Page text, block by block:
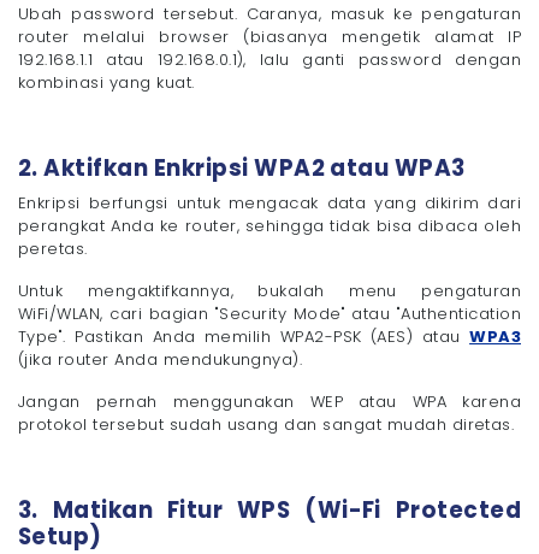
Ubah password tersebut. Caranya, masuk ke pengaturan
router melalui browser (biasanya mengetik alamat IP
192.168.1.1 atau 192.168.0.1), lalu ganti password dengan
kombinasi yang kuat.
2. Aktifkan Enkripsi WPA2 atau WPA3
Enkripsi berfungsi untuk mengacak data yang dikirim dari
perangkat Anda ke router, sehingga tidak bisa dibaca oleh
peretas.
Untuk mengaktifkannya, bukalah menu pengaturan
WiFi/WLAN, cari bagian "Security Mode" atau "Authentication
Type". Pastikan Anda memilih WPA2-PSK (AES) atauWPA3
(jika router Anda mendukungnya).
Jangan pernah menggunakan WEP atau WPA karena
protokol tersebut sudah usang dan sangat mudah diretas.
3. Matikan Fitur WPS (Wi-Fi Protected
Setup)